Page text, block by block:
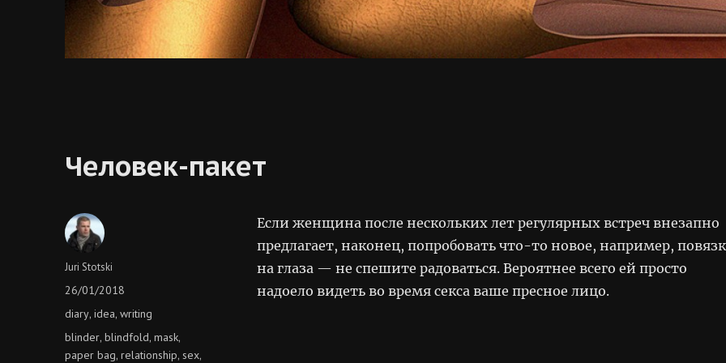
Человек-пакет
Если женщина после нескольких лет регулярных встреч внезапно
предлагает, наконец, попробовать что-то новое, например,
на глаза — не спешите радоваться. Вероятнее всего ей просто
надоело видеть во время секса ваше пресное лицо.
Author
Juri Stotski
Posted
26/01/2018
Categories
diary,idea,writing
Tags
blinder,blindfold,mask,
paper bag,relationship, sex,